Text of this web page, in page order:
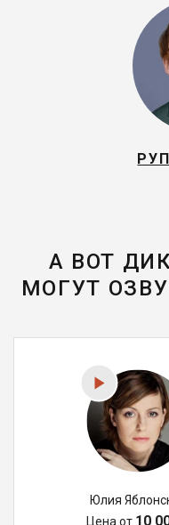
А ВОТ
МОГУТ
Юлия
Цена от 10